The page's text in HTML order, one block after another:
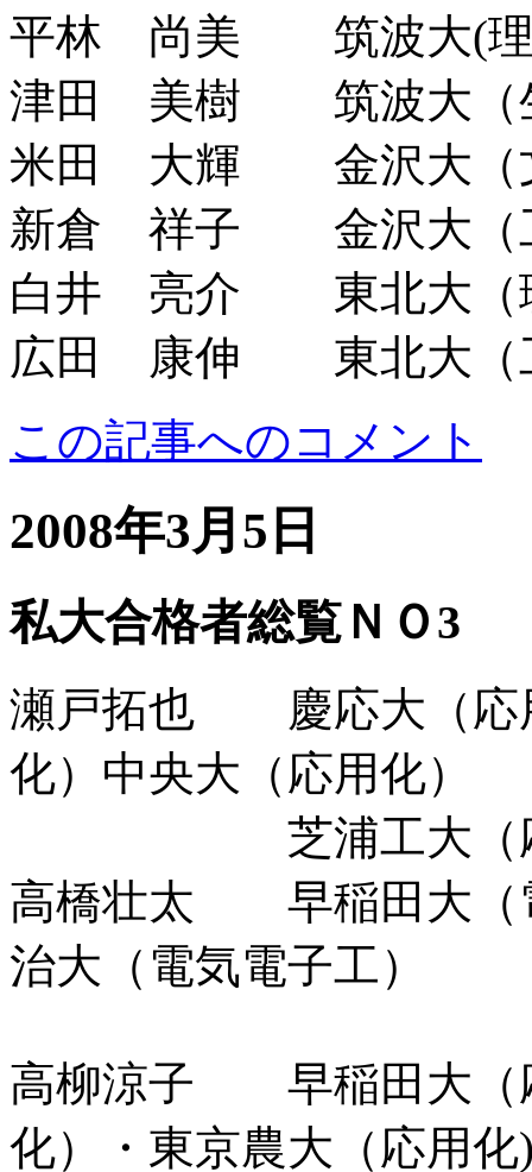
平林 尚美 筑波大(理
津田 美樹 筑波大（
米田 大輝 金沢大（
新倉 祥子 金沢大（
白井 亮介 東北大（
広田 康伸 東北大（
この記事へのコメント
2008年3月5日
私大合格者総覧ＮＯ3
瀬戸拓也 慶応大（応
化）中央大（応用化）
芝浦工大（応
高橋壮太 早稲田大（
治大（電気電子工）
高柳涼子 早稲田大（
化）・東京農大（応用化